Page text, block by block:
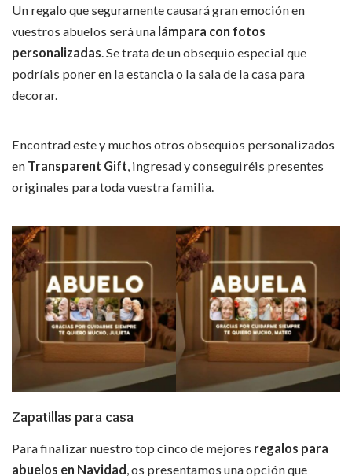
Un regalo que seguramente causará gran emoción en
vuestros abuelos será una lámpara con fotos
personalizadas. Se trata de un obsequio especial que
podríais poner en la estancia o la sala de la casa para
decorar.
Encontrad este y muchos otros obsequios personalizados
en Transparent Gift, ingresad y conseguiréis presentes
originales para toda vuestra familia.
Zapatillas para casa
Para finalizar nuestro top cinco de mejores regalos para
abuelos en Navidad , os presentamos una opción que